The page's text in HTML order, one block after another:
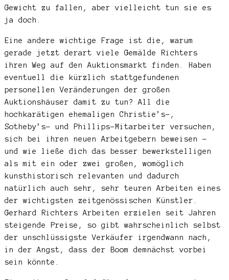
Gewicht zu fallen, aber vielleicht tun sie es
ja doch.
Eine andere wichtige Frage ist die, warum
gerade jetzt derart viele Gemälde Richters
ihren Weg auf den Auktionsmarkt finden. Haben
eventuell die kürzlich stattgefundenen
personellen Veränderungen der großen
Auktionshäuser damit zu tun? All die
hochkarätigen ehemaligen Christie’s-,
Sotheby’s- und Phillips-Mitarbeiter versuchen,
sich bei ihren neuen Arbeitgebern beweisen –
und wie ließe dich das besser bewerkstelligen
als mit ein oder zwei großen, womöglich
kunsthistorisch relevanten und dadurch
natürlich auch sehr, sehr teuren Arbeiten eines
der wichtigsten zeitgenössischen Künstler.
Gerhard Richters Arbeiten erzielen seit Jahren
steigende Preise, so gibt wahrscheinlich selbst
der unschlüssigste Verkäufer irgendwann nach,
in der Angst, dass der Boom demnächst vorbei
sein könnte.